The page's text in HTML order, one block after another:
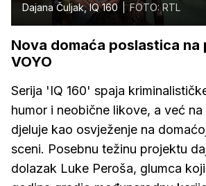
Dajana Čuljak, IQ 160 FOTO: RTL
Nova domaća poslastica na
VOYO
Serija 'IQ 160' spaja
humor i neobične likove, a već
djeluje kao osvježenje na
sceni. Posebnu težinu projektu
dolazak Luke Peroša, glumca